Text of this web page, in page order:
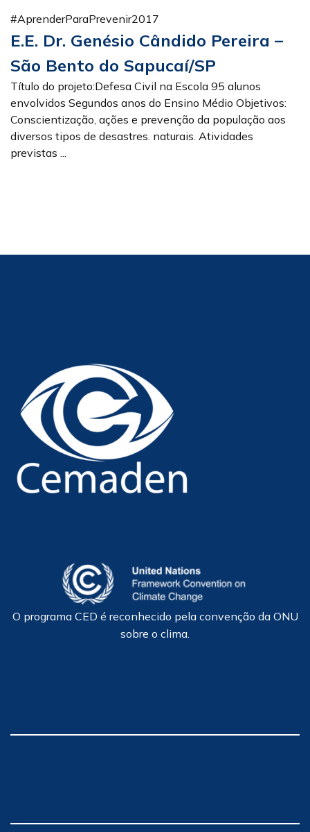
#AprenderParaPrevenir2017
E.E. Dr. Genésio Cândido Pereira –
São Bento do Sapucaí/SP
Título do projeto:Defesa Civil na Escola 95 alunos
envolvidos Segundos anos do Ensino Médio Objetivos:
Conscientização, ações e prevenção da população aos
diversos tipos de desastres. naturais. Atividades
previstas ...
O programa CED é reconhecido pela convenção da ONU
sobre o clima.